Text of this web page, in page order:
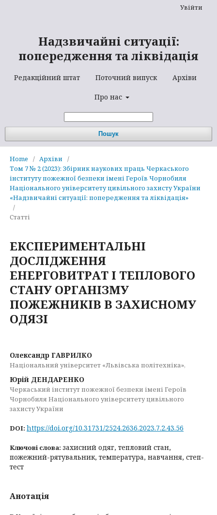
Надзвичайні ситуації:
попередження та ліквідація
Редакційний штат Поточний випуск Архіви
Про нас
Пошук
Увійти
Home / Архіви
/
Том 7 № 2 (2023): Збірник наукових праць Черкаського
інституту пожежної безпеки імені Героїв Чорнобиля
Національного університету цивільного захисту України
«Надзвичайні ситуації: попередження та ліквідація»
/
Статті
ЕКСПЕРИМЕНТАЛЬНІ
ДОСЛІДЖЕННЯ
ЕНЕРГОВИТРАТ І ТЕПЛОВОГО
СТАНУ ОРГАНІЗМУ
ПОЖЕЖНИКІВ В ЗАХИСНОМУ
ОДЯЗІ
Олександр ГАВРИЛКО
Національний університет «Львівська політехніка»,
Юрій ДЕНДАРЕНКО
Черкаський інститут пожежної безпеки імені Героїв
Чорнобиля Національного університету цивільного
захисту України
DOI: https://doi.org/10.31731/2524.2636.2023.7.2.43.56
Ключові слова: захисний одяг, тепловий стан,
пожежний-рятувальник, температура, навчання, степ-
тест
Анотація